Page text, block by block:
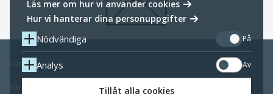
Läs mer om hur vi använder cookies
Hur vi hanterar dina personuppgifter
Nödvändiga På
Analys Av
Tillåt alla cookies
Cookies
Hantering av personuppgifter